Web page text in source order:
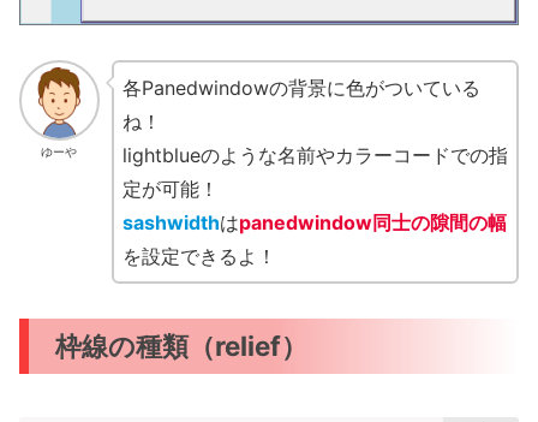
ゆーや
各Panedwindowの背景に色がついている
ね！
lightblueのような名前やカラーコードでの指
定が可能！
sashwidthはpanedwindow同士の隙間の幅
を設定できるよ！
枠線の種類（relief）